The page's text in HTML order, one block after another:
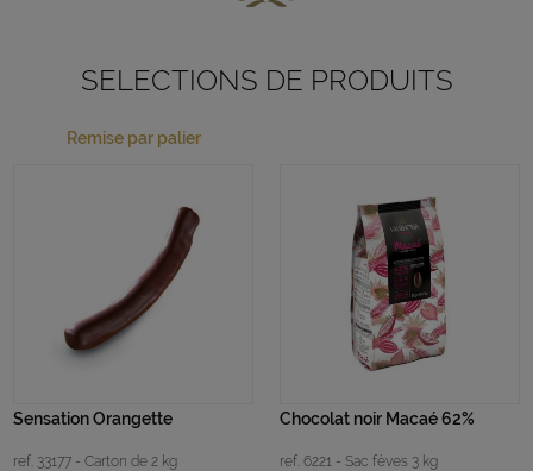
SELECTIONS DE PRODUITS
Remise par palier
Sensation Orangette
ref. 33177 - Carton de 2 kg
Chocolat noir Macaé 62%
ref. 6221 - Sac fèves 3 kg